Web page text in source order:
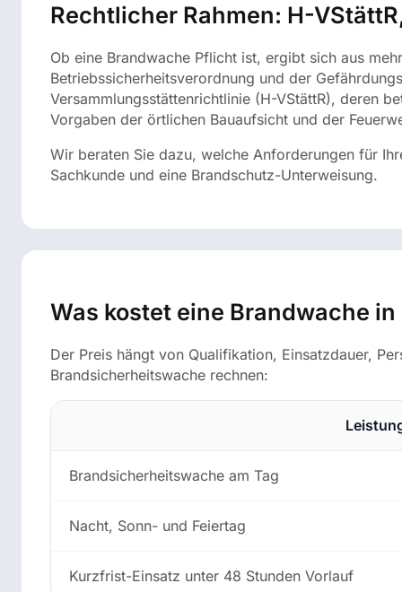
Rechtlicher Rahmen: H-
Ob eine Brandwache Pflicht ist, ergibt sich aus
Betriebssicherheitsverordnung und der
Versammlungsstättenrichtlinie (H-VStättR), deren
Vorgaben der örtlichen Bauaufsicht und der
Wir beraten Sie dazu, welche Anforderungen für
Sachkunde und eine Brandschutz-Unterweisung.
Was kostet eine Brandwache
Der Preis hängt von Qualifikation, Einsatzdauer,
Brandsicherheitswache rechnen:
Brandsicherheitswache am Tag
Nacht, Sonn- und Feiertag
Kurzfrist-Einsatz unter 48 Stunden Vorlauf